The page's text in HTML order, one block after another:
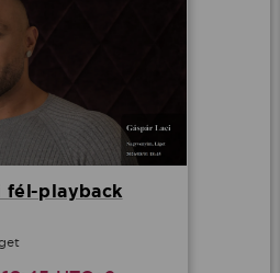
fél-playback